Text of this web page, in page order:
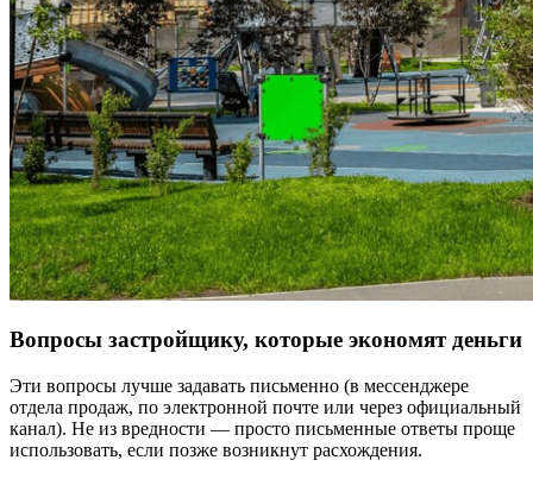
Вопросы застройщику, которые экономят деньги
Эти вопросы лучше задавать письменно (в мессенджере
отдела продаж, по электронной почте или через официальный
канал). Не из вредности — просто письменные ответы проще
использовать, если позже возникнут расхождения.